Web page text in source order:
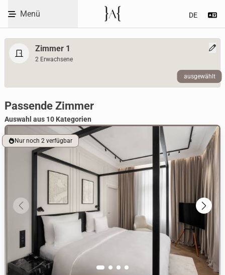
Menü
ausgewählt
Zimmer 1
2 Erwachsene
WBEPLUS.SKIP_TO_UNAVAILABLE
Room selection heading
Passende Zimmer
Auswahl aus 10 Kategorien
Nur noch 2 verfügbar